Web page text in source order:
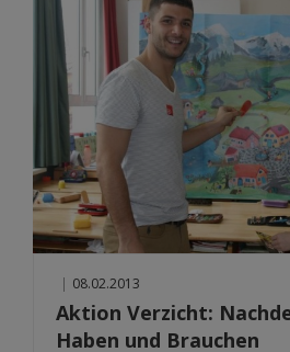
| 08.02.2013
Aktion Verzicht:
Haben und Brauchen